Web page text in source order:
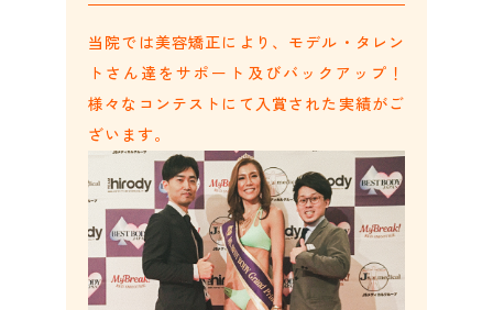
当院では美容矯正により、モデル・タレン
トさん達をサポート及びバックアップ！
様々なコンテストにて入賞された実績がご
ざいます。